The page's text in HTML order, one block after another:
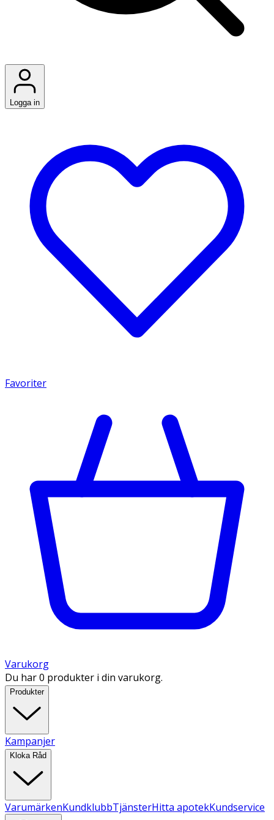
Logga in
Favoriter
Varukorg
Du har 0 produkter i din varukorg.
Produkter
Kampanjer
Kloka Råd
VarumärkenKundklubbTjänsterHitta apotekKundservice